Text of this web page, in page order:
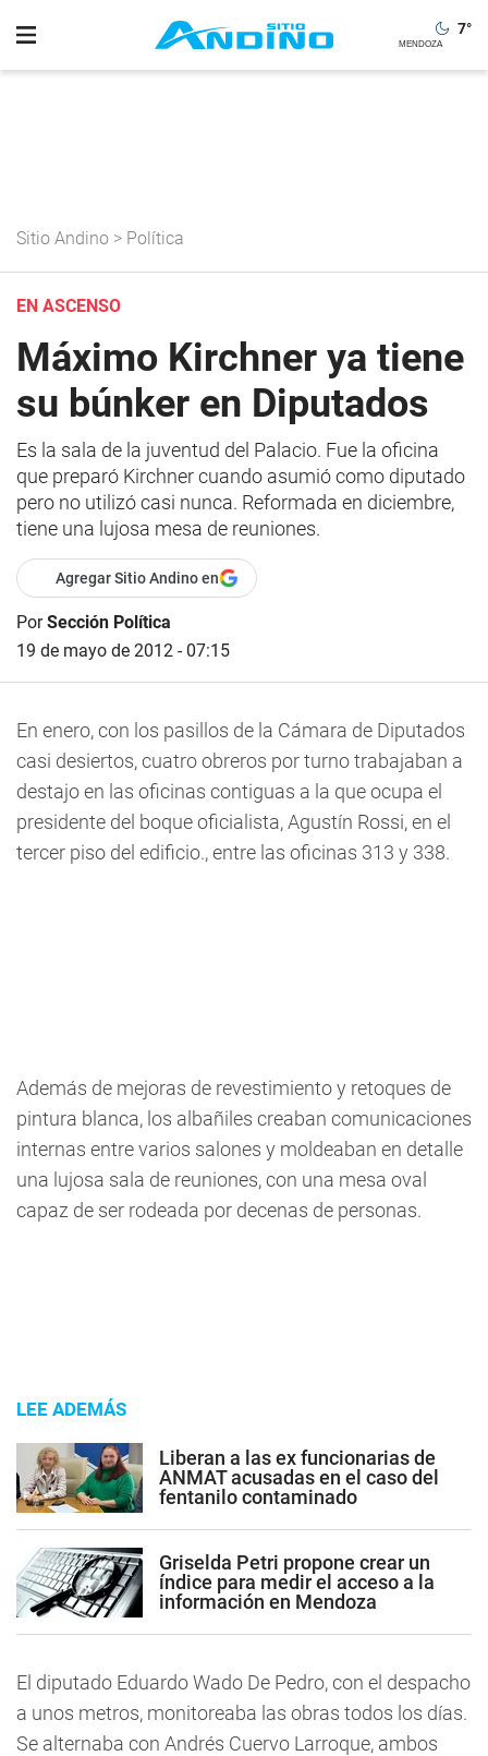
7°
Sitio Andino > Política
EN ASCENSO
Máximo Kirchner ya tiene
su búnker en Diputados
Es la sala de la juventud del Palacio. Fue la oficina
que preparó Kirchner cuando asumió como diputado
pero no utilizó casi nunca. Reformada en diciembre,
tiene una lujosa mesa de reuniones.
Agregar Sitio Andino en
PorSección Política
19 de mayo de 2012 - 07:15
En enero, con los pasillos de la Cámara de Diputados
casi desiertos, cuatro obreros por turno trabajaban a
destajo en las oficinas contiguas a la que ocupa el
presidente del boque oficialista, Agustín Rossi, en el
tercer piso del edificio., entre las oficinas 313 y 338.
Además de mejoras de revestimiento y retoques de
pintura blanca, los albañiles creaban comunicaciones
internas entre varios salones y moldeaban en detalle
una lujosa sala de reuniones, con una mesa oval
capaz de ser rodeada por decenas de personas.
LEE ADEMÁS
Liberan a las ex funcionarias de
ANMAT acusadas en el caso del
fentanilo contaminado
Griselda Petri propone crear un
índice para medir el acceso a la
información en Mendoza
El diputado Eduardo Wado De Pedro, con el despacho
a unos metros, monitoreaba las obras todos los días.
Se alternaba con Andrés Cuervo Larroque, ambos